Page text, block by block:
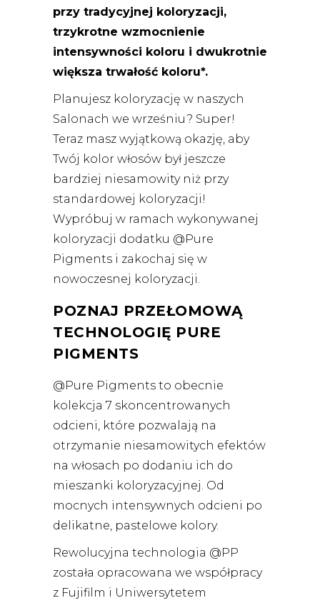
przy tradycyjnej koloryzacji,
trzykrotne wzmocnienie
intensywności koloru i dwukrotnie
większa trwałość koloru*.
Planujesz koloryzację w naszych
Salonach we wrześniu? Super!
Teraz masz wyjątkową okazję, aby
Twój kolor włosów był jeszcze
bardziej niesamowity niż przy
standardowej koloryzacji!
Wypróbuj w ramach wykonywanej
koloryzacji dodatku @Pure
Pigments i zakochaj się w
nowoczesnej koloryzacji.
POZNAJ PRZEŁOMOWĄ
TECHNOLOGIĘ PURE
PIGMENTS
@Pure Pigments to obecnie
kolekcja 7 skoncentrowanych
odcieni, które pozwalają na
otrzymanie niesamowitych efektów
na włosach po dodaniu ich do
mieszanki koloryzacyjnej. Od
mocnych intensywnych odcieni po
delikatne, pastelowe kolory.
Rewolucyjna technologia @PP
została opracowana we współpracy
z Fujifilm i Uniwersytetem